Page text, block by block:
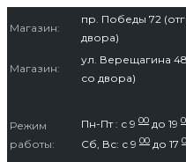
содержимому
Магазин:
пр. Победы 72
двора)
Магазин:
ул. Верещагина
со двора)
Режим
работы:
Пн-Пт : с 9 00 до 19
Сб, Вс: с 9 00 до 17